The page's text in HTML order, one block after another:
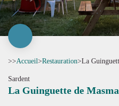
>>Accueil>Restauration>La
Sardent
La Guinguette de